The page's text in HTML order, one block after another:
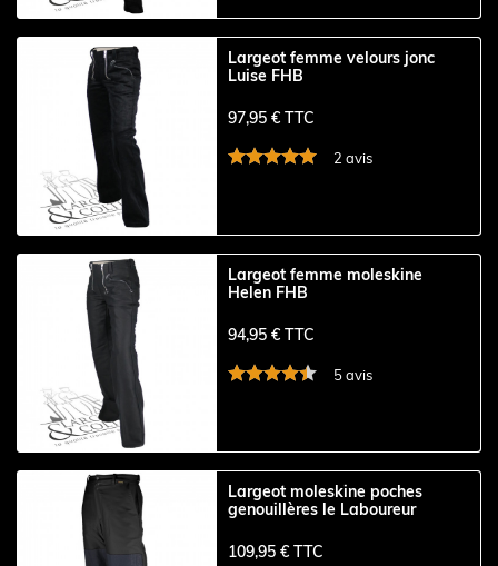
Largeot femme velours jonc
Luise FHB
97,95 € TTC
2 avis
Largeot femme moleskine
Helen FHB
94,95 € TTC
5 avis
Largeot moleskine poches
genouillères le Laboureur
109,95 € TTC